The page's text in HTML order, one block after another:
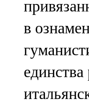
Чүпрәле
91,0 FM
102,3 FM
в